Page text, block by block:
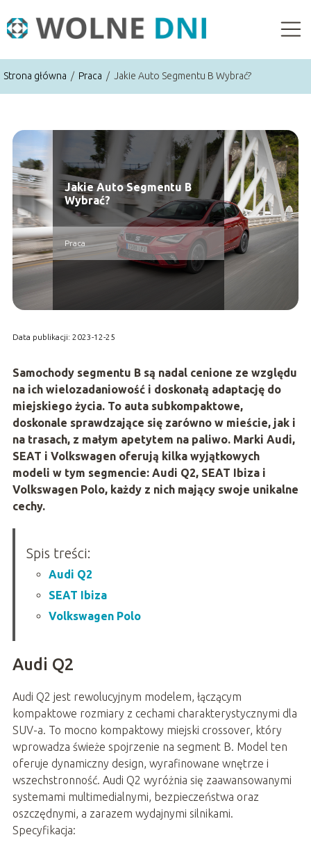
Strona główna / Praca / Jakie Auto Segmentu B Wybrać?
Jakie Auto Segmentu B
Wybrać?
Praca
Data publikacji: 2023-12-25
Samochody segmentu B są nadal cenione ze względu
na ich wielozadaniowość i doskonałą adaptację do
miejskiego życia. To auta subkompaktowe,
doskonale sprawdzające się zarówno w mieście, jak i
na trasach, z małym apetytem na paliwo. Marki Audi,
SEAT i Volkswagen oferują kilka wyjątkowych
modeli w tym segmencie: Audi Q2, SEAT Ibiza i
Volkswagen Polo, każdy z nich mający swoje unikalne
cechy.
Spis treści:
Audi Q2
SEAT Ibiza
Volkswagen Polo
Audi Q2
Audi Q2 jest rewolucyjnym modelem, łączącym
kompaktowe rozmiary z cechami charakterystycznymi dla
SUV-a. To mocno kompaktowy miejski crossover, który
wprowadza świeże spojrzenie na segment B. Model ten
oferuje dynamiczny design, wyrafinowane wnętrze i
wszechstronność. Audi Q2 wyróżnia się zaawansowanymi
systemami multimedialnymi, bezpieczeństwa oraz
oszczędnymi, a zarazem wydajnymi silnikami.
Specyfikacja: